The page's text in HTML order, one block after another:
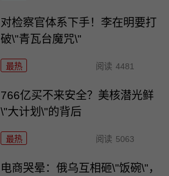
对检察官体系下手！李在明要打
破\"青瓦台魔咒\"
最热 阅读 4481
766亿买不来安全？美核潜光鲜
\"大计划\"的背后
最热 阅读 5063
电商哭晕：俄乌互相砸\"饭碗\"，